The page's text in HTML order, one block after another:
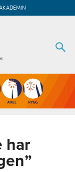
har